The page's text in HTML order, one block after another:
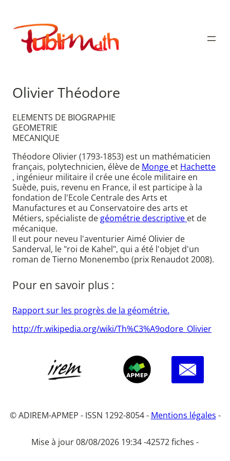
contenu
Publimath
Olivier Théodore
ELEMENTS DE BIOGRAPHIE
GEOMETRIE
MECANIQUE
Théodore Olivier (1793-1853) est un mathématicien
français, polytechnicien, élève de Monge et Hachette
, ingénieur militaire il crée une école militaire en
Suède, puis, revenu en France, il est participe à la
fondation de l'Ecole Centrale des Arts et
Manufactures et au Conservatoire des arts et
Métiers, spécialiste de géométrie descriptive et de
mécanique.
Il eut pour neveu l'aventurier Aimé Olivier de
Sanderval, le "roi de Kahel", qui a été l'objet d'un
roman de Tierno Monenembo (prix Renaudot 2008).
Pour en savoir plus :
Rapport sur les progrès de la géométrie.
http://fr.wikipedia.org/wiki/Th%C3%A9odore_Olivier
© ADIREM-APMEP - ISSN 1292-8054 - Mentions légales -
Mise à jour 08/08/2026 19:34 -42572 fiches -